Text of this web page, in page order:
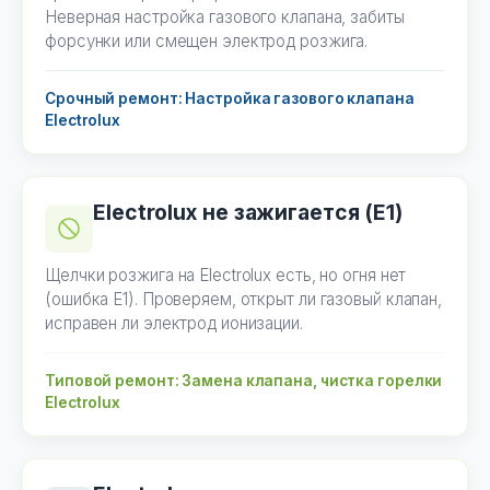
Неверная настройка газового клапана, забиты
форсунки или смещен электрод розжига.
Срочный ремонт: Настройка газового клапана
Electrolux
Electrolux не зажигается (E1)
Щелчки розжига на Electrolux есть, но огня нет
(ошибка E1). Проверяем, открыт ли газовый клапан,
исправен ли электрод ионизации.
Типовой ремонт: Замена клапана, чистка горелки
Electrolux